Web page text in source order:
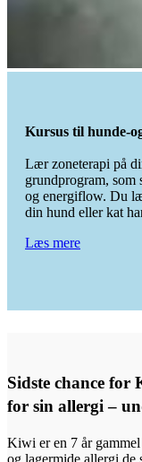
Kursus til hunde-
Lær zoneterapi på
grundprogram, som
og energiflow. Du
din hund eller kat
Læs mere
Sidste chance
for sin allergi –
Kiwi er en 7 år
og lagermide allergi de